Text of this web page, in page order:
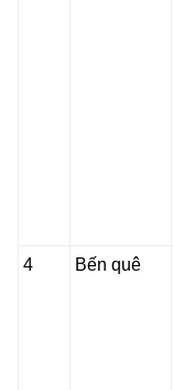
4 Bến quê